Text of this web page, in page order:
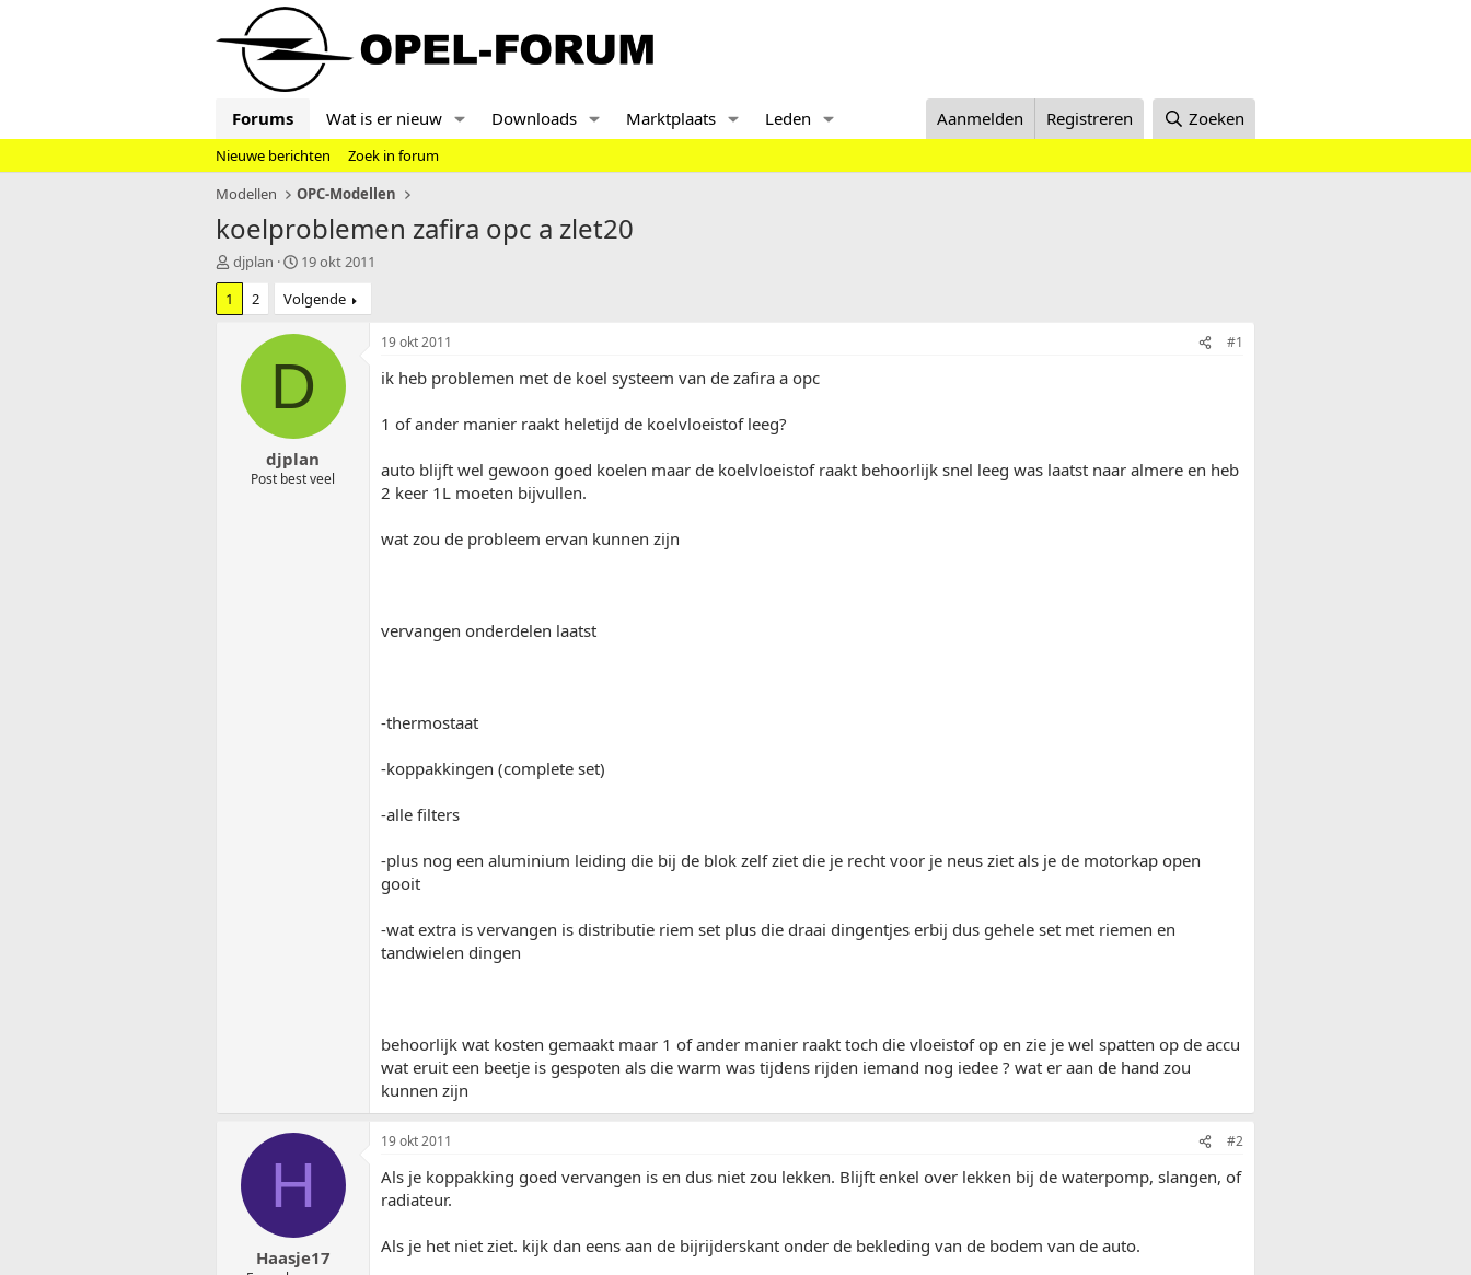
Forums Wat is er nieuw Downloads Marktplaats Leden Aanmelden Registreren Zoeken
Nieuwe berichten
Zoek in forum
Modellen
OPC-Modellen
koelproblemen zafira opc a zlet20
T
o
i
djplan
S
a
r
t
a
t
m
19 okt 2011
1
2 Volgende
D
djplan
Post best veel
19 okt 2011 #1
ik heb problemen met de koel systeem van de zafira a opc
1 of ander manier raakt heletijd de koelvloeistof leeg?
auto blijft wel gewoon goed koelen maar de koelvloeistof raakt behoorlijk snel leeg was laatst naar almere en heb
2 keer 1L moeten bijvullen.
wat zou de probleem ervan kunnen zijn
vervangen onderdelen laatst
-thermostaat
-koppakkingen (complete set)
-alle filters
-plus nog een aluminium leiding die bij de blok zelf ziet die je recht voor je neus ziet als je de motorkap open
gooit
-wat extra is vervangen is distributie riem set plus die draai dingentjes erbij dus gehele set met riemen en
tandwielen dingen
behoorlijk wat kosten gemaakt maar 1 of ander manier raakt toch die vloeistof op en zie je wel spatten op de accu
wat eruit een beetje is gespoten als die warm was tijdens rijden iemand nog iedee ? wat er aan de hand zou
kunnen zijn
H
Haasje17
19 okt 2011 #2
Als je koppakking goed vervangen is en dus niet zou lekken. Blijft enkel over lekken bij de waterpomp, slangen, of
radiateur.
Als je het niet ziet. kijk dan eens aan de bijrijderskant onder de bekleding van de bodem van de auto.